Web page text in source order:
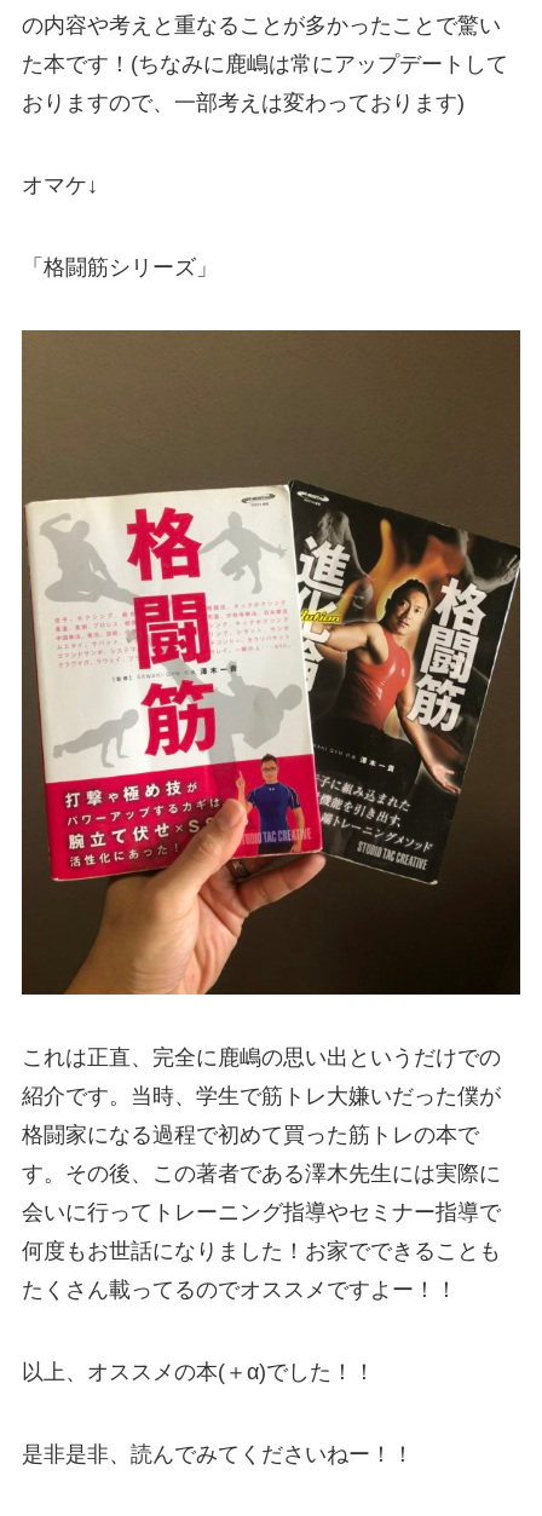
の内容や考えと重なることが多かったことで驚い
た本です！(ちなみに鹿嶋は常にアップデートして
おりますので、一部考えは変わっております)
オマケ↓
「格闘筋シリーズ」
これは正直、完全に鹿嶋の思い出というだけでの
紹介です。当時、学生で筋トレ大嫌いだった僕が
格闘家になる過程で初めて買った筋トレの本で
す。その後、この著者である澤木先生には実際に
会いに行ってトレーニング指導やセミナー指導で
何度もお世話になりました！お家でできることも
たくさん載ってるのでオススメですよー！！
以上、オススメの本(＋α)でした！！
是非是非、読んでみてくださいねー！！